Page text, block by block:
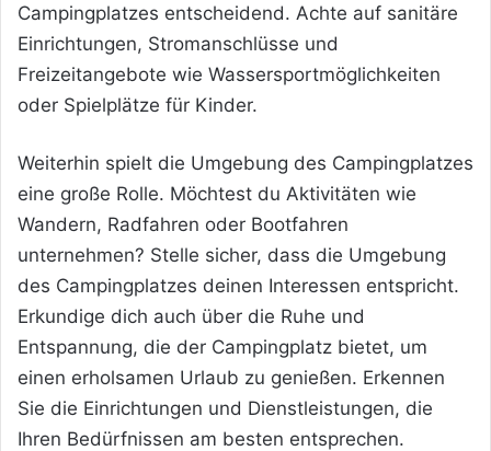
Campingplatzes entscheidend. Achte auf sanitäre
Einrichtungen, Stromanschlüsse und
Freizeitangebote wie Wassersportmöglichkeiten
oder Spielplätze für Kinder.
Weiterhin spielt die Umgebung des Campingplatzes
eine große Rolle. Möchtest du Aktivitäten wie
Wandern, Radfahren oder Bootfahren
unternehmen? Stelle sicher, dass die Umgebung
des Campingplatzes deinen Interessen entspricht.
Erkundige dich auch über die Ruhe und
Entspannung, die der Campingplatz bietet, um
einen erholsamen Urlaub zu genießen. Erkennen
Sie die Einrichtungen und Dienstleistungen, die
Ihren Bedürfnissen am besten entsprechen.